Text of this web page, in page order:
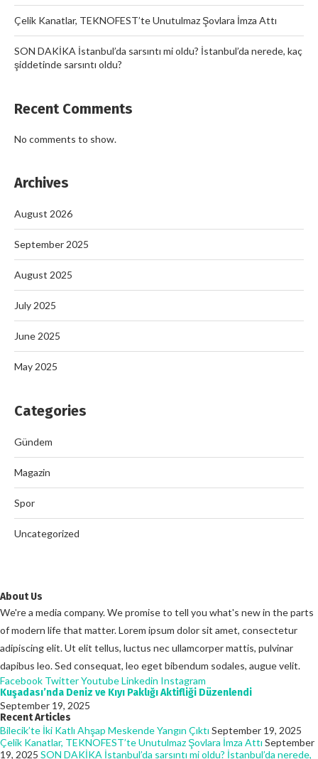
Çelik Kanatlar, TEKNOFEST’te Unutulmaz Şovlara İmza Attı
SON DAKİKA İstanbul’da sarsıntı mi oldu? İstanbul’da nerede, kaç
şiddetinde sarsıntı oldu?
Recent Comments
No comments to show.
Archives
August 2026
September 2025
August 2025
July 2025
June 2025
May 2025
Categories
Gündem
Magazin
Spor
Uncategorized
About Us
We're a media company. We promise to tell you what's new in the parts
of modern life that matter. Lorem ipsum dolor sit amet, consectetur
adipiscing elit. Ut elit tellus, luctus nec ullamcorper mattis, pulvinar
dapibus leo. Sed consequat, leo eget bibendum sodales, augue velit.
Facebook TwitterYoutubeLinkedin Instagram
Kuşadası’nda Deniz ve Kıyı Paklığı Aktifliği Düzenlendi
September 19, 2025
Recent Articles
Bilecik’te İki Katlı Ahşap Meskende Yangın Çıktı September 19, 2025
Çelik Kanatlar, TEKNOFEST’te Unutulmaz Şovlara İmza Attı September
19, 2025 SON DAKİKA İstanbul’da sarsıntı mi oldu? İstanbul’da nerede,